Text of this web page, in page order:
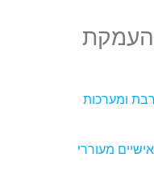
מקרבת ומערכות
אישיים מעוררי